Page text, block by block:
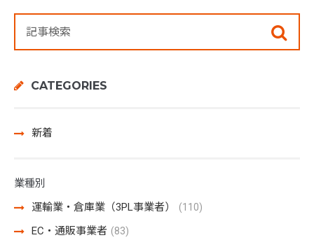
CATEGORIES
新着
業種別
運輸業・倉庫業（3PL事業者）
(110)
EC・通販事業者 (83)